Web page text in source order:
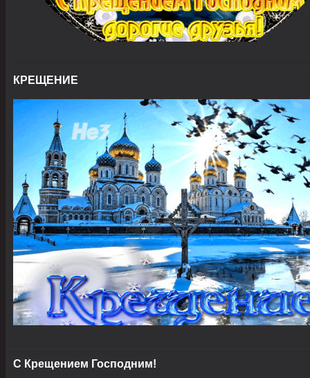
КРЕЩЕНИЕ
С Крещением Господним!